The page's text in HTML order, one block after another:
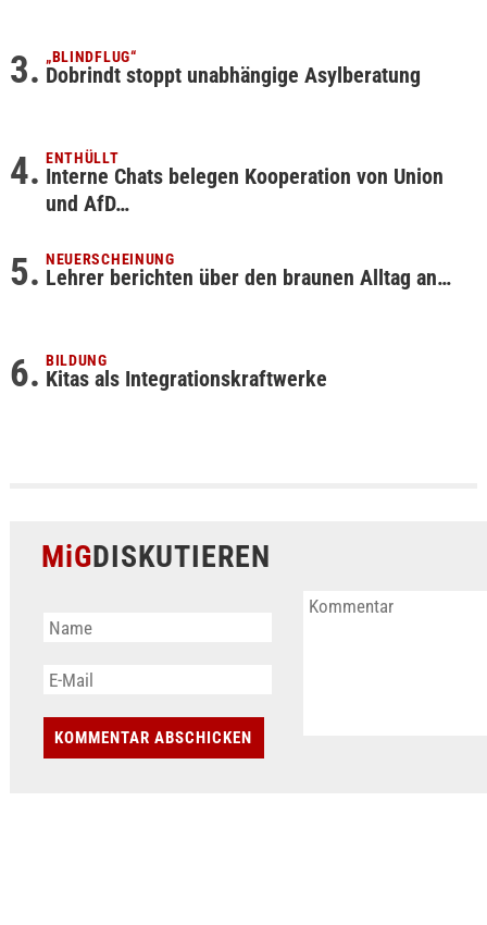
„BLINDFLUG“
Dobrindt stoppt unabhängige Asylberatung
ENTHÜLLT
Interne Chats belegen Kooperation von Union
und AfD…
NEUERSCHEINUNG
Lehrer berichten über den braunen Alltag an…
BILDUNG
Kitas als Integrationskraftwerke
MiGDISKUTIEREN